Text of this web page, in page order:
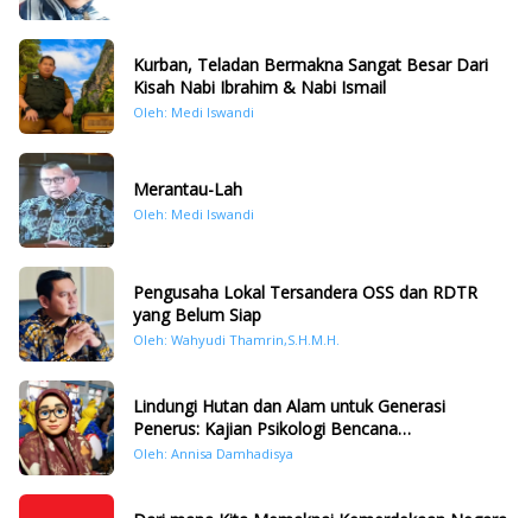
Kurban, Teladan Bermakna Sangat Besar Dari
Kisah Nabi Ibrahim & Nabi Ismail
Oleh: Medi Iswandi
Merantau-Lah
Oleh: Medi Iswandi
Pengusaha Lokal Tersandera OSS dan RDTR
yang Belum Siap
Oleh: Wahyudi Thamrin,S.H.M.H.
Lindungi Hutan dan Alam untuk Generasi
Penerus: Kajian Psikologi Bencana
Hidrometeorologi di Sumatera Pasca Tragedi
Oleh: Annisa Damhadisya